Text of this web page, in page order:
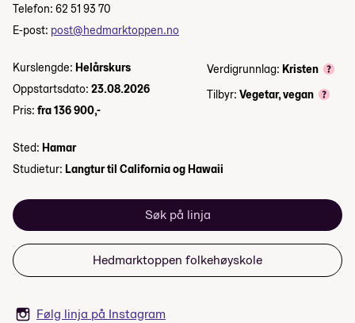
Telefon: 62 51 93 70
E-post: post@hedmarktoppen.no
Kurslengde: Helårskurs
Oppstartsdato: 23.08.2026
Pris: fra 136 900,-
Verdigrunnlag: Kristen
Tilbyr: Vegetar, vegan
Sted: Hamar
Studietur: Langtur til California og Hawaii
Søk på linja
Hedmarktoppen folkehøyskole
Følg linja på Instagram